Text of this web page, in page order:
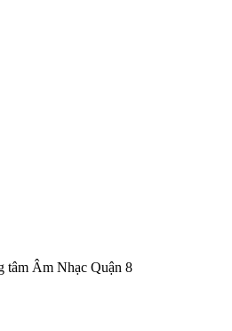
Âm Nhạc Quận 8